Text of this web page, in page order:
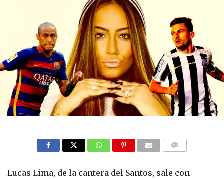
Lucas Lima, de la cantera del Santos, sale con